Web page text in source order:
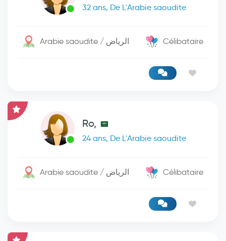
32 ans, De L'Arabie saoudite
Arabie saoudite / الرياض Célibataire
Ro,
24 ans, De L'Arabie saoudite
Arabie saoudite / الرياض Célibataire